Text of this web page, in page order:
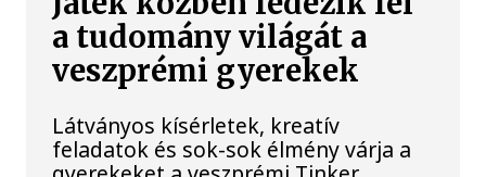
a tudomány világát a
veszprémi gyerekek
Látványos kísérletek, kreatív
feladatok és sok-sok élmény várja a